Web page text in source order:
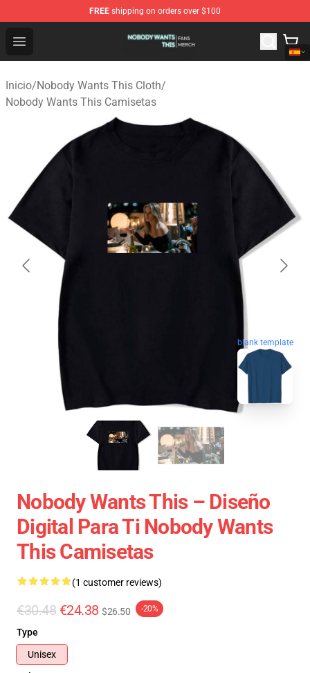
FREE shipping on orders over $100
Open menu
Nobody Wants This Shop - Official Nobody Wants This
Inicio/Nobody Wants This Cloth/
Nobody Wants This Camisetas
blank template
Nobody Wants This – Diseño
Digital Para Ti Nobody Wants
This Camisetas
(1 customer reviews)
€30.48 €24.38 $26.50 -20%
Type
Unisex